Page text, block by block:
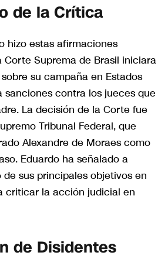
de la Crítica
hizo estas afirmaciones
Corte Suprema de Brasil iniciara
su campaña en Estados
sanciones contra los jueces que
La decisión de la Corte fue
Tribunal Federal, que
Alexandre de Moraes como
Eduardo ha señalado a
sus principales objetivos en
criticar la acción judicial en
de Disidentes